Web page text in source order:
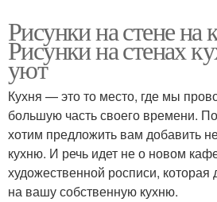
Рисунки на стене на
Рисунки на стенах
уют
Кухня — это то место, где мы
большую часть своего времени.
хотим предложить вам добавить
кухню. И речь идет не о новом
художественной росписи,
на вашу собственную кухню.